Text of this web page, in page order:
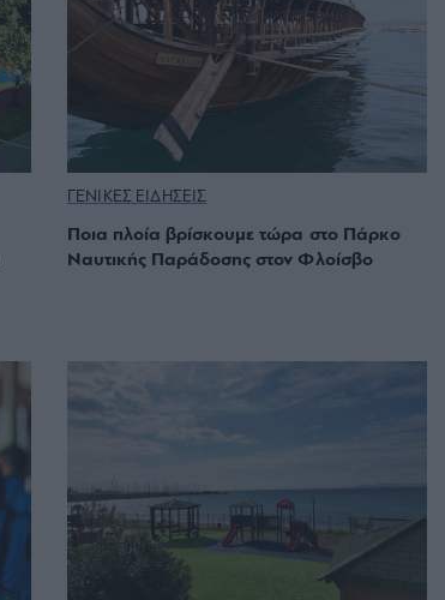
ΓΕΝΙΚΕΣ ΕΙΔΗΣΕΙΣ
Ποια πλοία βρίσκουμε τώρα στο Πάρκο
Ναυτικής Παράδοσης στον Φλοίσβο